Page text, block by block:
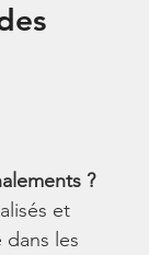
?
et
les